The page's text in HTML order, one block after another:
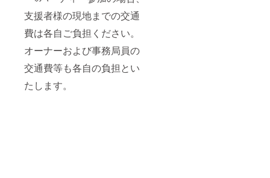
支援者様の現地までの交通
費は各自ご負担ください。
オーナーおよび事務局員の
交通費等も各自の負担とい
たします。